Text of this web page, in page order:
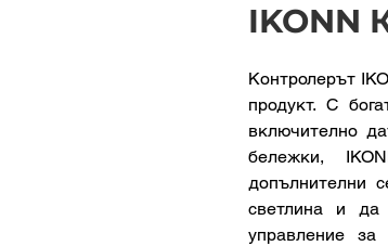
IKONN
Контролерът
продукт. С
включително
бележки,
допълнителни
светлина и да
управление